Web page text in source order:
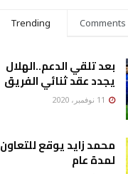
Trending Comments
بعد تلقي الدعم..الهلال
يجدد عقد ثنائي الفريق
محمد زايد يوقع للتعاون
لمدة عام